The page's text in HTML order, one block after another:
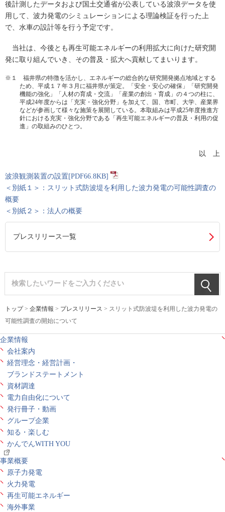
後計測したデータおよび国土交通省が公表している波浪データを使
用して、波力発電のシミュレーションによる理論検証を行った上
で、水車の設計等を行う予定です。
当社は、今後とも再生可能エネルギーの利用拡大に向けた研究開
発に取り組んでいき、その普及・拡大へ貢献してまいります。
※１ 福井県の特徴を活かし、エネルギーの総合的な研究開発拠点地域とする
ため、平成１７年３月に福井県が策定。「安全・安心の確保」「研究開発
機能の強化」「人材の育成・交流」「産業の創出・育成」の４つの柱に、
平成24年度からは「充実・強化分野」を加えて、国、市町、大学、産業界
などが参画して様々な施策を展開している。本取組みは平成25年度推進方
針における充実・強化分野である「再生可能エネルギーの普及・利用の促
進」の取組みのひとつ。
以 上
波浪観測装置の設置[PDF66.8KB]
＜別紙１＞：スリット式防波堤を利用した波力発電の可能性調査の
概要
＜別紙２＞：法人の概要
プレスリリース一覧
トップ> 企業情報 > プレスリリース > スリット式防波堤を利用した波力発電の
可能性調査の開始について
企業情報
会社案内
経営理念・経営計画・
ブランドステートメント
資材調達
電力自由化について
発行冊子・動画
グループ企業
知る・楽しむ
かんでんWITH YOU
事業概要
原子力発電
火力発電
再生可能エネルギー
海外事業